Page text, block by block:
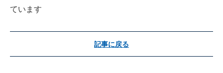
ています
記事に戻る